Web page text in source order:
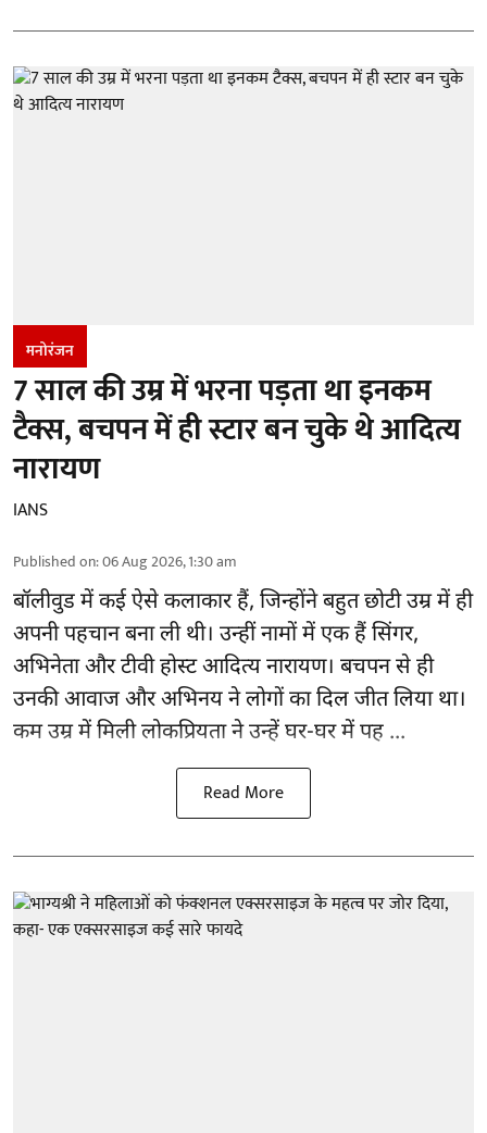
मनोरंजन
7 साल की उम्र में भरना पड़ता था इनकम
टैक्स, बचपन में ही स्टार बन चुके थे आदित्य
नारायण
IANS
Published on:06 Aug 2026, 1:30 am
बॉलीवुडमें कई ऐसे कलाकार हैं, जिन्होंने बहुत छोटी उम्र में ही
अपनी पहचान बना ली थी। उन्हीं नामों में एक हैं सिंगर,
अभिनेता और टीवी होस्ट आदित्य नारायण। बचपन से ही
उनकी आवाज और अभिनय ने लोगों का दिल जीत लिया था।
कम उम्र में मिली लोकप्रियता ने उन्हें घर-घर में पह ...
Read More